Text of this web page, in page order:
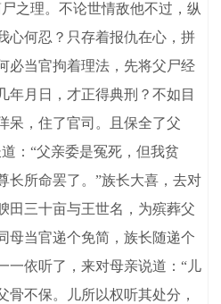
之理。不论世情敌他不过，纵
心何忍？只存着报仇在心，拼
必当官拘着理法，先将父尸经
年月日，才正得典刑？不如目
呆，住了官司。且保全了父
：“父亲委是冤死，但我贫
长所命罢了。”族长大喜，去对
田三十亩与王世名，为殡葬父
母当官递个免简，族长随递个
一依听了，来对母亲说道：“儿
骨不保。儿所以权听其处分，